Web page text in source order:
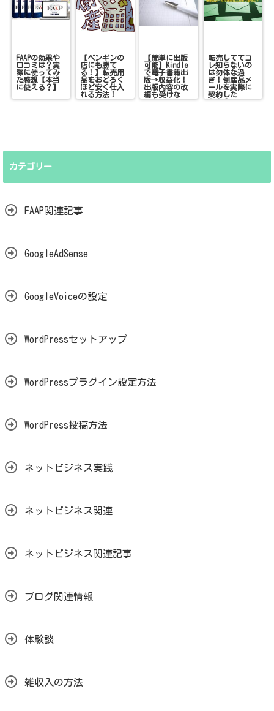
FAAPの効果や
口コミは？実
際に使ってみ
た感想【本当
に使える？】
【ペンギンの
店にも勝て
る！】転売用
品をおどろく
ほど安く仕入
れる方法！
【簡単に出版
可能】Kindle
で電子書籍出
版→収益化！
出版内容の改
編も受けな
い！
転売しててコ
レ知らないの
は勿体な過
ぎ！倒産品メ
ールを実際に
契約した
ら！？
カテゴリー
FAAP関連記事
GoogleAdSense
GoogleVoiceの設定
WordPressセットアップ
WordPressプラグイン設定方法
WordPress投稿方法
ネットビジネス実践
ネットビジネス関連
ネットビジネス関連記事
ブログ関連情報
体験談
雑収入の方法